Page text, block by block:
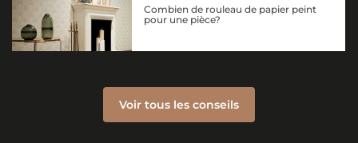
Combien de rouleau de papier peint
pour une pièce?
Voir tous les conseils